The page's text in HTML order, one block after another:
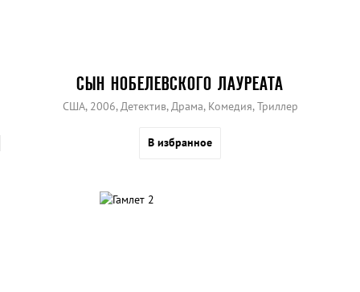
СЫН НОБЕЛЕВСКОГО ЛАУРЕАТА
США, 2006, Детектив, Драма, Комедия, Триллер
В избранное